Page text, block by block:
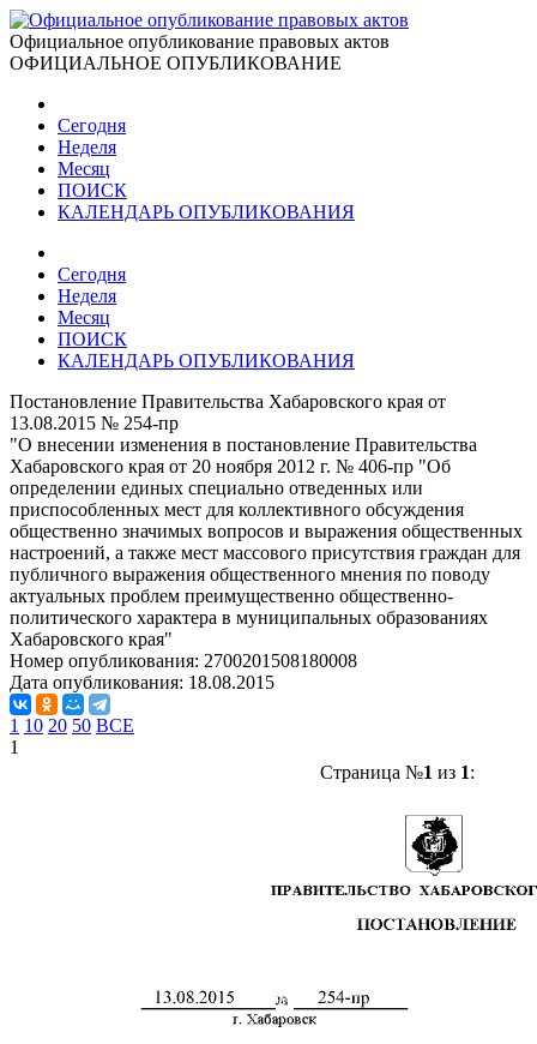
Официальное опубликование правовых актов
ОФИЦИАЛЬНОЕ ОПУБЛИКОВАНИЕ
Сегодня
Неделя
Месяц
ПОИСК
КАЛЕНДАРЬ ОПУБЛИКОВАНИЯ
Сегодня
Неделя
Месяц
ПОИСК
КАЛЕНДАРЬ ОПУБЛИКОВАНИЯ
Постановление Правительства Хабаровского края от
13.08.2015 № 254-пр
"О внесении изменения в постановление Правительства
Хабаровского края от 20 ноября 2012 г. № 406-пр "Об
определении единых специально отведенных или
приспособленных мест для коллективного обсуждения
общественно значимых вопросов и выражения общественных
настроений, а также мест массового присутствия граждан для
публичного выражения общественного мнения по поводу
актуальных проблем преимущественно общественно-
политического характера в муниципальных образованиях
Хабаровского края"
Номер опубликования: 2700201508180008
Дата опубликования: 18.08.2015
1 10 20 50 ВСЕ
1
Страница №1 из 1: